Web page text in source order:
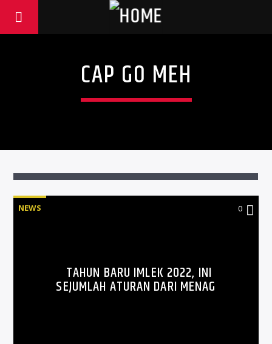
CAP GO MEH
NEWS 0
TAHUN BARU IMLEK 2022, INI
SEJUMLAH ATURAN DARI MENAG